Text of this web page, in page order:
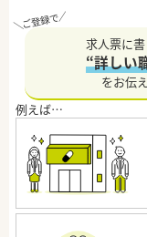
求人票に
“詳しい
をお伝